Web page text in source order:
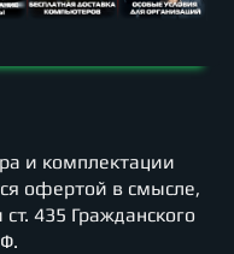
и комплектации
офертой в смысле,
435 Гражданского